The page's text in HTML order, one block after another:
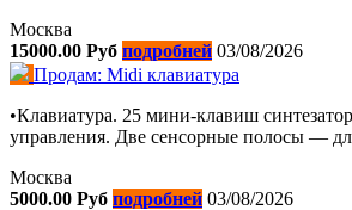
Москва
15000.00 Руб подробней 03/08/2026
Продам: Midi клавиатура
•Клавиатура. 25 мини-клавиш
управления. Две сенсорные полосы —
Москва
5000.00 Руб подробней 03/08/2026